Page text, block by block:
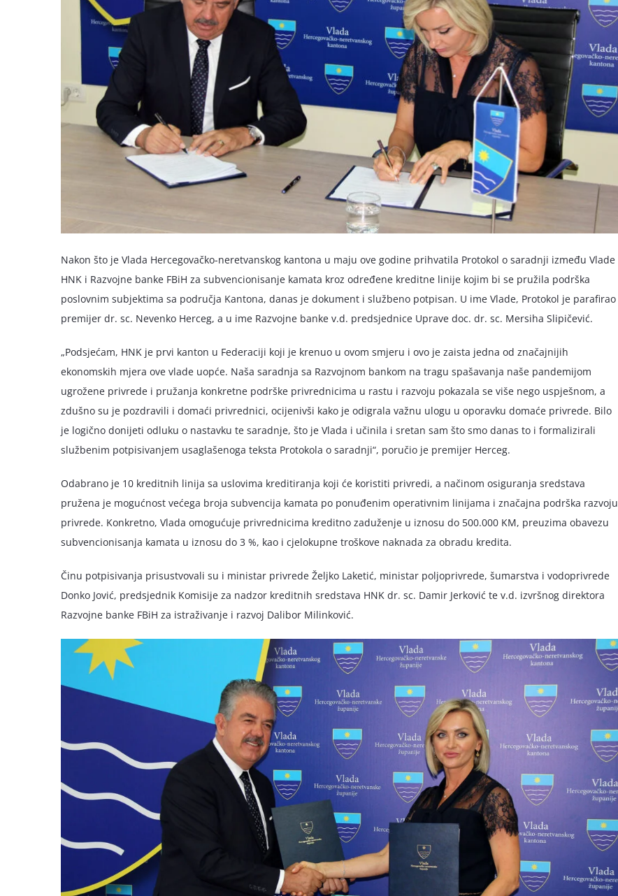
Nakon što je Vlada Hercegovačko-neretvanskog kantona u maju ove godine prihvatila Protokol o saradnji između Vlade
HNK i Razvojne banke FBiH za subvencionisanje kamata kroz određene kreditne linije kojim bi se pružila podrška
poslovnim subjektima sa područja Kantona, danas je dokument i službeno potpisan. U ime Vlade, Protokol je parafirao
premijer dr. sc. Nevenko Herceg, a u ime Razvojne banke v.d. predsjednice Uprave doc. dr. sc. Mersiha Slipičević.
„Podsjećam, HNK je prvi kanton u Federaciji koji je krenuo u ovom smjeru i ovo je zaista jedna od značajnijih
ekonomskih mjera ove vlade uopće. Naša saradnja sa Razvojnom bankom na tragu spašavanja naše pandemijom
ugrožene privrede i pružanja konkretne podrške privrednicima u rastu i razvoju pokazala se više nego uspješnom, a
zdušno su je pozdravili i domaći privrednici, ocijenivši kako je odigrala važnu ulogu u oporavku domaće privrede. Bilo
je logično donijeti odluku o nastavku te saradnje, što je Vlada i učinila i sretan sam što smo danas to i formalizirali
službenim potpisivanjem usaglašenoga teksta Protokola o saradnji“, poručio je premijer Herceg.
Odabrano je 10 kreditnih linija sa uslovima kreditiranja koji će koristiti privredi, a načinom osiguranja sredstava
pružena je mogućnost većega broja subvencija kamata po ponuđenim operativnim linijama i značajna podrška razvoju
privrede. Konkretno, Vlada omogućuje privrednicima kreditno zaduženje u iznosu do 500.000 KM, preuzima obavezu
subvencionisanja kamata u iznosu do 3 %, kao i cjelokupne troškove naknada za obradu kredita.
Činu potpisivanja prisustvovali su i ministar privrede Željko Laketić, ministar poljoprivrede, šumarstva i vodoprivrede
Donko Jović, predsjednik Komisije za nadzor kreditnih sredstava HNK dr. sc. Damir Jerković te v.d. izvršnog direktora
Razvojne banke FBiH za istraživanje i razvoj Dalibor Milinković.